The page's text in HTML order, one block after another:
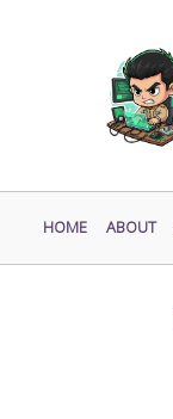
HOME ABOUT